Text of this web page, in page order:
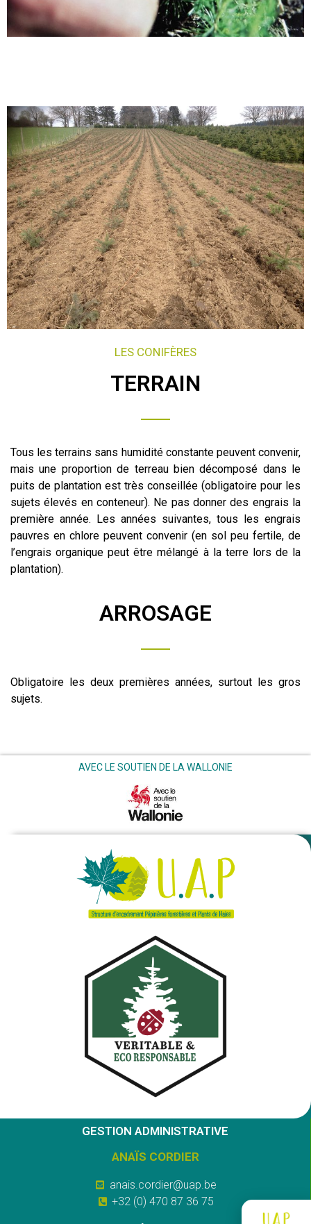
LES CONIFÈRES
TERRAIN
Tous les terrains sans humidité constante peuvent convenir,
mais une proportion de terreau bien décomposé dans le
puits de plantation est très conseillée (obligatoire pour les
sujets élevés en conteneur). Ne pas donner des engrais la
première année. Les années suivantes, tous les engrais
pauvres en chlore peuvent convenir (en sol peu fertile, de
l’engrais organique peut être mélangé à la terre lors de la
plantation).
ARROSAGE
Obligatoire les deux premières années, surtout les gros
sujets.
AVEC LE SOUTIEN DE LA WALLONIE
GESTION ADMINISTRATIVE
ANAÏS CORDIER
anais.cordier@uap.be
+32 (0) 470 87 36 75